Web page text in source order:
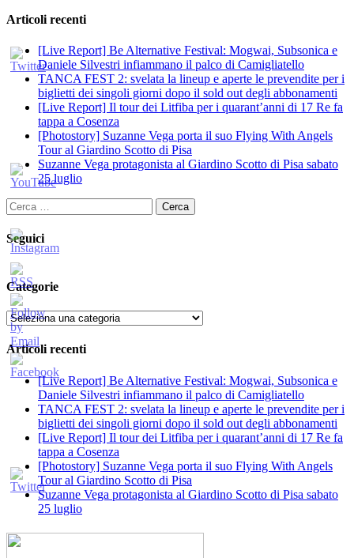
Articoli recenti
[Live Report] Be Alternative Festival: Mogwai, Subsonica e
Daniele Silvestri infiammano il palco di Camigliatello
TANCA FEST 2: svelata la lineup e aperte le prevendite per i
biglietti dei singoli giorni dopo il sold out degli abbonamenti
[Live Report] Il tour dei Litfiba per i quarant’anni di 17 Re fa
tappa a Cosenza
[Photostory] Suzanne Vega porta il suo Flying With Angels
Tour al Giardino Scotto di Pisa
Suzanne Vega protagonista al Giardino Scotto di Pisa sabato
25 luglio
Ricerca
per:
Seguici
Categorie
Categorie
Articoli recenti
[Live Report] Be Alternative Festival: Mogwai, Subsonica e
Daniele Silvestri infiammano il palco di Camigliatello
TANCA FEST 2: svelata la lineup e aperte le prevendite per i
biglietti dei singoli giorni dopo il sold out degli abbonamenti
[Live Report] Il tour dei Litfiba per i quarant’anni di 17 Re fa
tappa a Cosenza
[Photostory] Suzanne Vega porta il suo Flying With Angels
Tour al Giardino Scotto di Pisa
Suzanne Vega protagonista al Giardino Scotto di Pisa sabato
25 luglio